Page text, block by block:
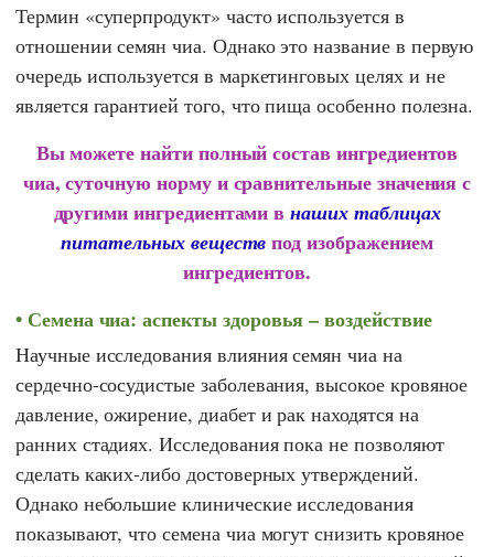
Термин «суперпродукт» часто используется в
отношении семян чиа. Однако это название в первую
очередь используется в маркетинговых целях и не
является гарантией того, что пища особенно полезна.
Вы можете найти полный состав ингредиентов
чиа, суточную норму и сравнительные значения с
другими ингредиентами внаших таблицах
питательных веществ под изображением
ингредиентов.
Семена чиа: аспекты здоровья – воздействие
Научные исследования влияния семян чиа на
сердечно-сосудистые заболевания, высокое кровяное
давление, ожирение, диабет и рак находятся на
ранних стадиях. Исследования пока не позволяют
сделать каких-либо достоверных утверждений.
Однако небольшие клинические исследования
показывают, что семена чиа могут снизить кровяное